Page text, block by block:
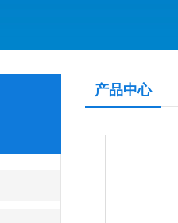
产品中心